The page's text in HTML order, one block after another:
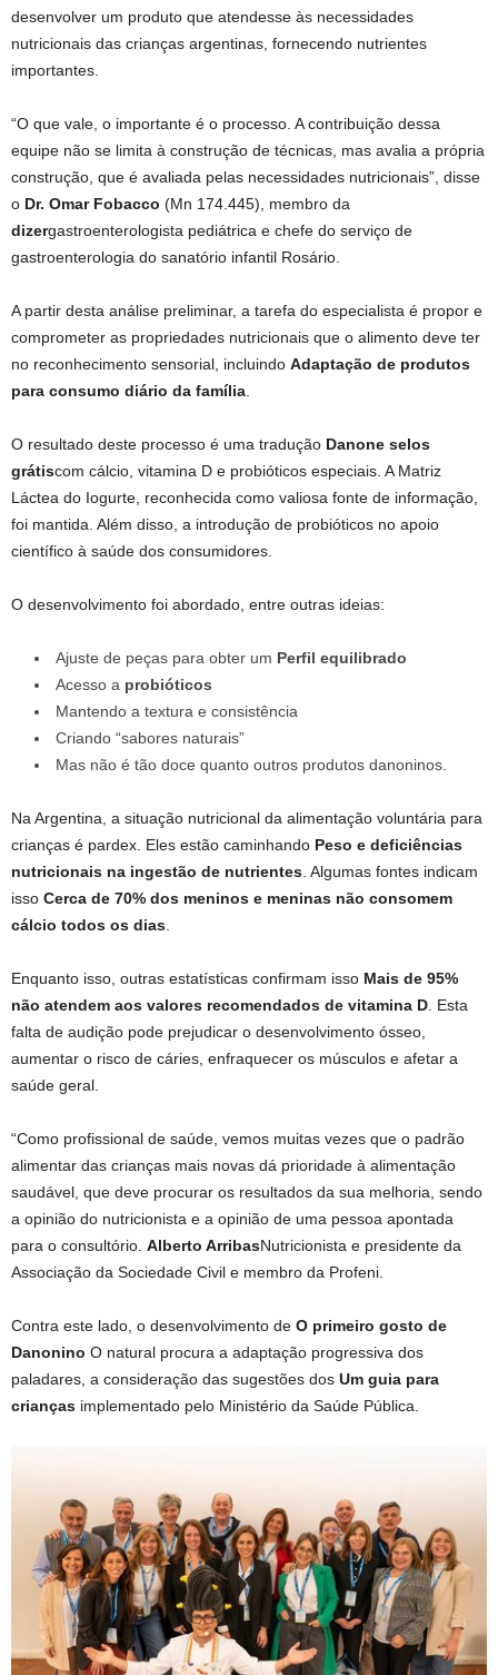
desenvolver um produto que atendesse às necessidades
nutricionais das crianças argentinas, fornecendo nutrientes
importantes.
“O que vale, o importante é o processo. A contribuição dessa
equipe não se limita à construção de técnicas, mas avalia a própria
construção, que é avaliada pelas necessidades nutricionais”, disse
o Dr. Omar Fobacco (Mn 174.445), membro da
dizergastroenterologista pediátrica e chefe do serviço de
gastroenterologia do sanatório infantil Rosário.
A partir desta análise preliminar, a tarefa do especialista é propor e
comprometer as propriedades nutricionais que o alimento deve ter
no reconhecimento sensorial, incluindo Adaptação de produtos
para consumo diário da família
O resultado deste processo é uma tradução Danone selos
grátiscom cálcio, vitamina D e probióticos especiais. A Matriz
Láctea do Iogurte, reconhecida como valiosa fonte de informação,
foi mantida. Além disso, a introdução de probióticos no apoio
científico à saúde dos consumidores.
O desenvolvimento foi abordado, entre outras ideias:
Ajuste de peças para obter um Perfil equilibrado
Acesso a probióticos
Mantendo a textura e consistência
Criando “sabores naturais”
Mas não é tão doce quanto outros produtos danoninos.
Na Argentina, a situação nutricional da alimentação voluntária para
crianças é pardex. Eles estão caminhando Peso e deficiências
nutricionais na ingestão de nutrientes . Algumas fontes indicam
isso Cerca de 70% dos meninos e meninas não consomem
cálcio todos os dias
Enquanto isso, outras estatísticas confirmam isso Mais de 95%
não atendem aos valores recomendados de vitamina D . Esta
falta de audição pode prejudicar o desenvolvimento ósseo,
aumentar o risco de cáries, enfraquecer os músculos e afetar a
saúde geral.
“Como profissional de saúde, vemos muitas vezes que o padrão
alimentar das crianças mais novas dá prioridade à alimentação
saudável, que deve procurar os resultados da sua melhoria, sendo
a opinião do nutricionista e a opinião de uma pessoa apontada
para o consultório. Alberto ArribasNutricionista e presidente da
Associação da Sociedade Civil e membro da Profeni.
Contra este lado, o desenvolvimento de O primeiro gosto de
Danonino O natural procura a adaptação progressiva dos
paladares, a consideração das sugestões dos Um guia para
crianças implementado pelo Ministério da Saúde Pública.